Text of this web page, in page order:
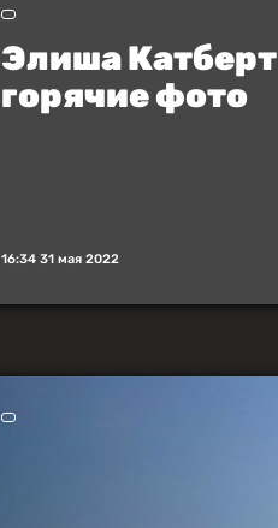
Элиша Катберт
горячие фото
16:34 31 мая 2022